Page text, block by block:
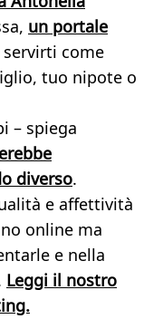
un portale
servirti come
tuo nipote o
– spiega
diverso.
e affettività
online ma
e nella
Leggi il nostro